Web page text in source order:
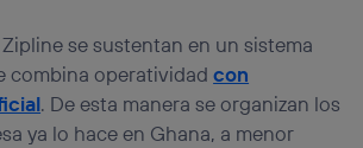
se sustentan en un sistema
combina operatividadcon
. De esta manera se organizan los
ya lo hace en Ghana, a menor